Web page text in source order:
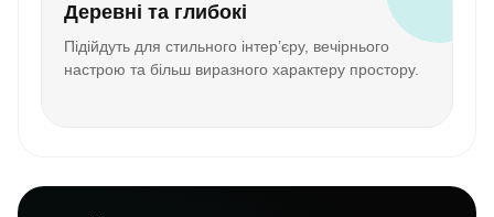
Деревні та глибокі
Підійдуть для стильного інтер’єру, вечірнього
настрою та більш виразного характеру простору.